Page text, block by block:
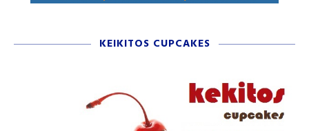
KEIKITOS CUPCAKES